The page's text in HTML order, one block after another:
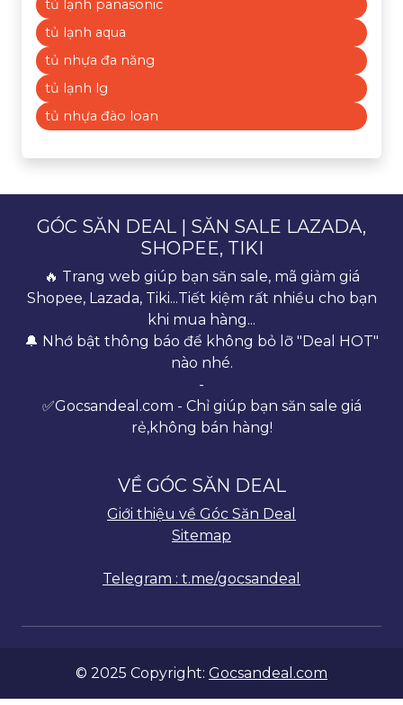
tủ lạnh panasonic
tủ lạnh aqua
tủ nhựa đa năng
tủ lạnh lg
tủ nhựa đào loan
GÓC SĂN DEAL | SĂN SALE LAZADA,
SHOPEE, TIKI
🔥 Trang web giúp bạn săn sale, mã giảm giá
Shopee, Lazada, Tiki...Tiết kiệm rất nhiều cho bạn
khi mua hàng...
🔔 Nhớ bật thông báo để không bỏ lỡ "Deal HOT"
nào nhé.
-
✅Gocsandeal.com - Chỉ giúp bạn săn sale giá
rẻ,không bán hàng!
VỀ GÓC SĂN DEAL
Giới thiệu về Góc Săn Deal
Sitemap
Telegram : t.me/gocsandeal
© 2025 Copyright: Gocsandeal.com